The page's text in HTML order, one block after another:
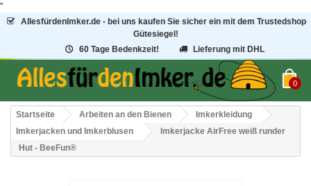
"
AllesfürdenImker.de - bei uns kaufen Sie sicher ein mit dem Trustedshop
Gütesiegel!
60 Tage Bedenkzeit!
Lieferung mit DHL
0
Startseite Arbeiten an den Bienen
Imkerkleidung
Imkerjacken und Imkerblusen
Imkerjacke AirFree weiß runder
Hut - BeeFun®